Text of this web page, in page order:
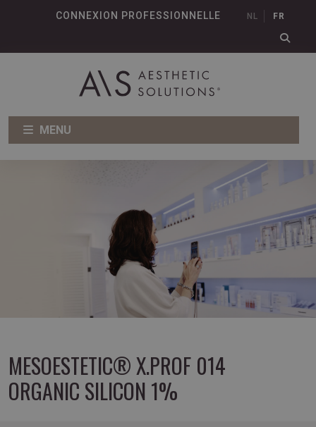
CONNEXION PROFESSIONNELLE NL FR
MENU
MESOESTETIC® X.PROF 014
ORGANIC SILICON 1%